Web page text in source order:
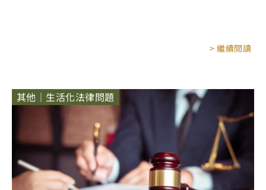
> 繼續閱讀
其他｜生活化法律問題